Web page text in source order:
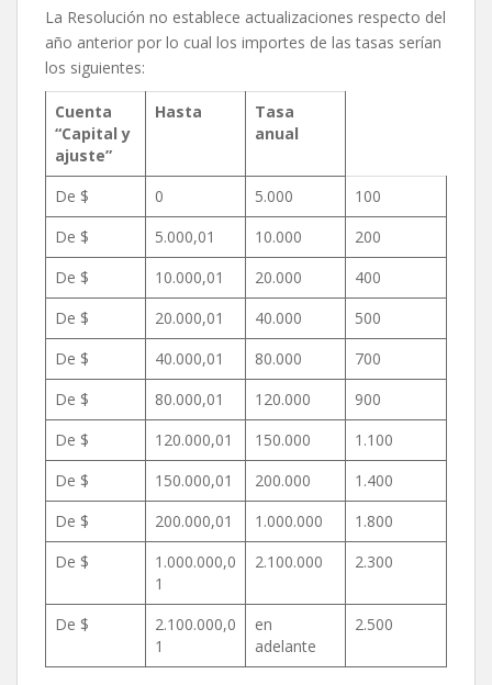
La Resolución no establece actualizaciones respecto del
año anterior por lo cual los importes de las tasas serían
los siguientes:
Cuenta
“Capital y
ajuste”
Hasta
Tasa
anual
De $ 0 5.000
100
De $
5.000,01 10.000
200
De $
10.000,01 20.000
400
De $
20.000,01 40.000
500
De $
40.000,01 80.000
700
De $
80.000,01 120.000
900
De $
120.000,01 150.000
1.100
De $
150.000,01 200.000
1.400
De $
200.000,01 1.000.000
1.800
De $
1.000.000,0
1
2.100.000 2.300
De $
2.100.000,0
1
en
adelante
2.500